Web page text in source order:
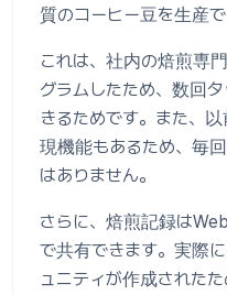
質のコーヒー豆を生産で
これは、社内の焙煎専
グラムしたため、数回
きるためです。また、
現機能もあるため、毎
はありません。
さらに、焙煎記録は
で共有できます。実際
ュニティが作成された